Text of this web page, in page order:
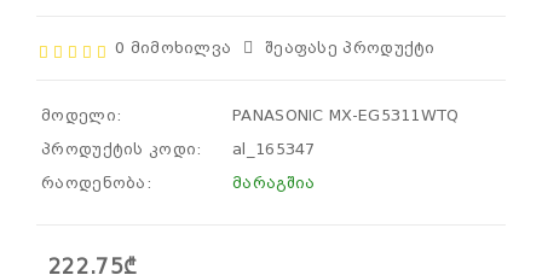
0 Მიმოხილვა Შეაფასე Პროდუქტი
მოდელი:
PANASONIC MX-EG5311WTQ
პროდუქტის კოდი:
al_165347
რაოდენობა:
მარაგშია
222.75₾